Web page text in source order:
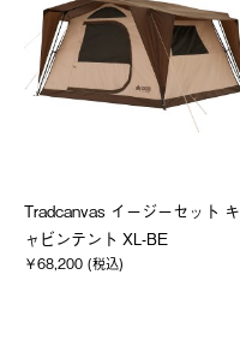
Tradcanvas イージーセット キ
ャビンテント XL-BE
￥68,200 (税込)